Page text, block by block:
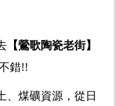
【鶯歌陶瓷老街】
錯!!
、煤礦資源，從日